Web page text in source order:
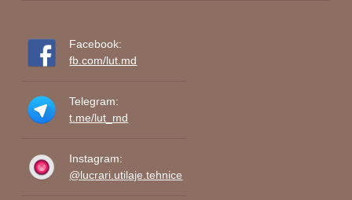
sarbatorilor.
Facebook:
fb.com/lut.md
Telegram:
t.me/lut_md
Instagram:
@lucrari.utilaje.tehnice